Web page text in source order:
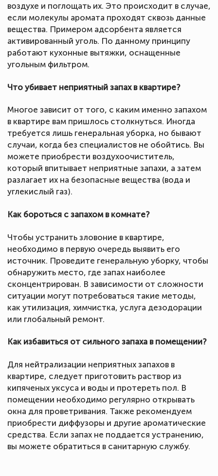
воздухе и поглощать их. Это происходит в случае,
если молекулы аромата проходят сквозь данные
вещества. Примером адсорбента является
активированный уголь. По данному принципу
работают кухонные вытяжки, оснащенные
угольным фильтром.
Что убивает неприятный запах в квартире?
Многое зависит от того, с каким именно запахом
в квартире вам пришлось столкнуться. Иногда
требуется лишь генеральная уборка, но бывают
случаи, когда без специалистов не обойтись. Вы
можете приобрести воздухоочиститель,
который впитывает неприятные запахи, а затем
разлагает их на безопасные вещества (вода и
углекислый газ).
Как бороться с запахом в комнате?
Чтобы устранить зловоние в квартире,
необходимо в первую очередь выявить его
источник. Проведите генеральную уборку, чтобы
обнаружить место, где запах наиболее
сконцентрирован. В зависимости от сложности
ситуации могут потребоваться такие методы,
как утилизация, химчистка, услуга дезодорации
или глобальный ремонт.
Как избавиться от сильного запаха в помещении?
Для нейтрализации неприятных запахов в
квартире, следует приготовить раствор из
кипяченых уксуса и воды и протереть пол. В
помещении необходимо регулярно открывать
окна для проветривания. Также рекомендуем
приобрести диффузоры и другие ароматические
средства. Если запах не поддается устранению,
вы можете обратиться в санитарную службу.